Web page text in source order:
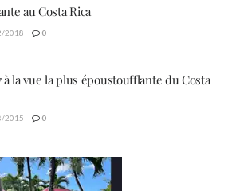
au Costa Rica
2018 0
à la vue la plus époustoufflante du Costa
2015 0